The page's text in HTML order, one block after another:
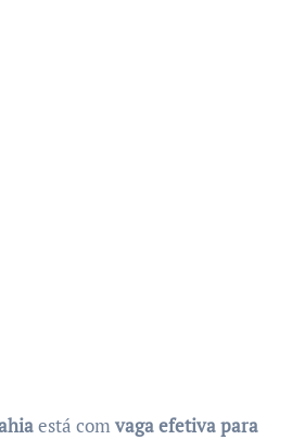
está comvaga efetiva para